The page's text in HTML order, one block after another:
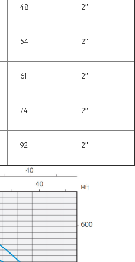
48 2″
54 2″
61 2″
74 2″
92 2″